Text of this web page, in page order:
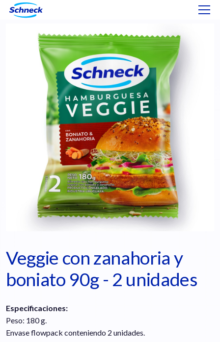
Veggie con zanahoria y
boniato 90g - 2 unidades
Especificaciones:
Peso: 180 g.
Envase flowpack conteniendo 2 unidades.